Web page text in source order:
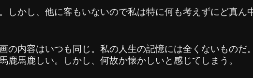
かし、他に客もいないので私は特に何も考えずにど真ん
内容はいつも同じ。私の人生の記憶には全くないもの
馬鹿しい。しかし、何故か懐かしいと感じてしまう。